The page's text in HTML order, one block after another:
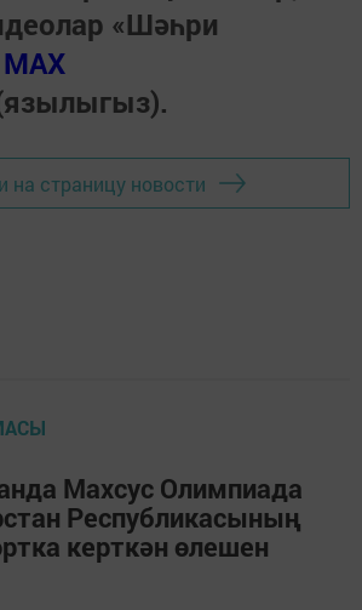
«Шәһри
MAX
на страницу новости
Махсус Олимпиада
Республикасының
керткән өлешен